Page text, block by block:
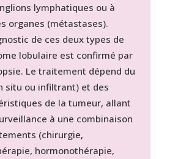
lymphatiques ou à
organes (métastases).
de ces deux types de
lobulaire est confirmé par
Le traitement dépend du
situ ou infiltrant) et des
de la tumeur, allant
à une combinaison
(chirurgie,
hormonothérapie,